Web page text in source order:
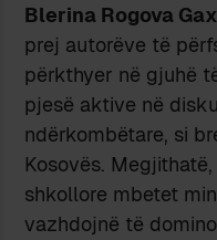
Blerina Rogova
prej autorëve të
përkthyer në gjuhë
pjesë aktive në
ndërkombëtare, si
Kosovës.
shkollore mbetet
vazhdojnë të